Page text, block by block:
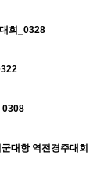
회_0328
대항 역전경주대회